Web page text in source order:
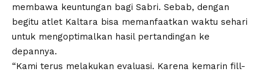
membawa keuntungan bagi Sabri. Sebab, dengan
begitu atlet Kaltara bisa memanfaatkan waktu sehari
untuk mengoptimalkan hasil pertandingan ke
depannya.
“Kami terus melakukan evaluasi. Karena kemarin fill-